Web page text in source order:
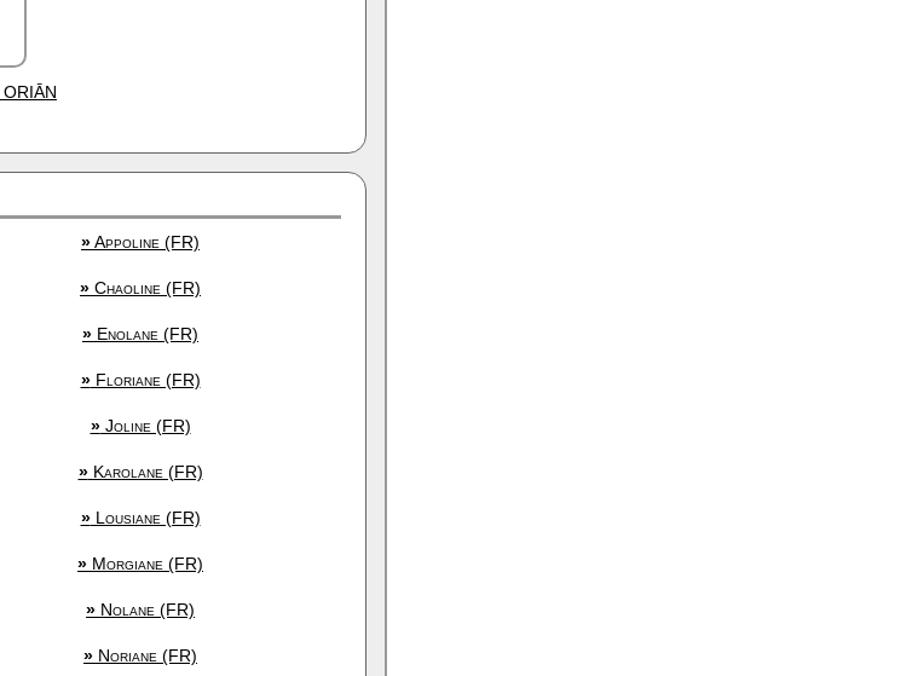
ORIĀN
»Appoline (FR)
» Chaoline (FR)
» Enolane (FR)
»Floriane (FR)
»Joline (FR)
»Karolane (FR)
»Lousiane (FR)
» Morgiane (FR)
» Nolane (FR)
» Noriane (FR)